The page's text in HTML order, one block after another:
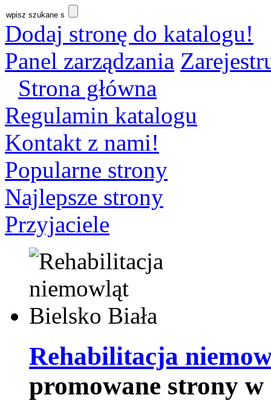
Dodaj stronę do katalogu!
Panel zarządzania
Strona główna
Regulamin katalogu
Kontakt z nami!
Popularne strony
Najlepsze strony
Przyjaciele
Rehabilitacja
promowane strony